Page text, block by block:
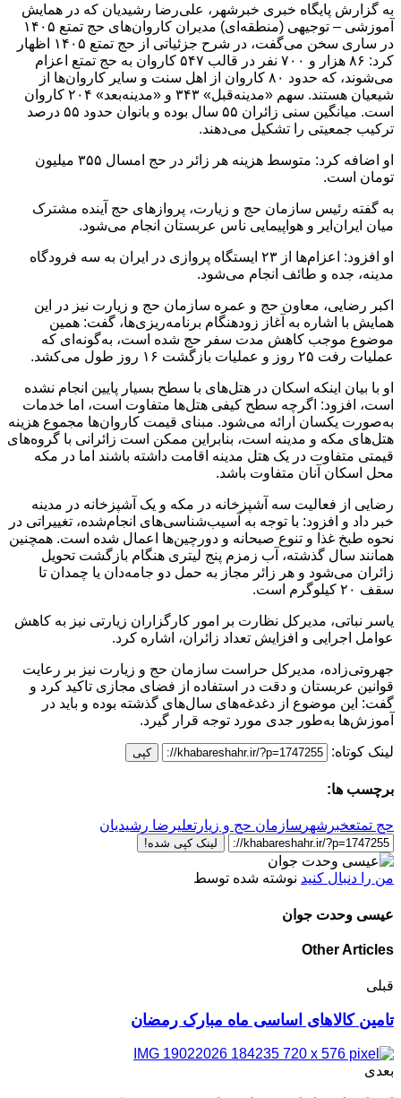
به گزارش پایگاه خبری خبرشهر، علی‌رضا رشیدیان که در همایش
آموزشی – توجیهی (منطقه‌ای) مدیران کاروان‌های حج تمتع ۱۴۰۵
در ساری سخن می‌گفت، در شرح جزئیاتی از حج تمتع ۱۴۰۵ اظهار
کرد: ۸۶ هزار و ۷۰۰ نفر در قالب ۵۴۷ کاروان به حج تمتع اعزام
می‌شوند، که حدود ۸۰ کاروان از اهل سنت و سایر کاروان‌ها از
شیعیان هستند. سهم «مدینه‌قبل» ۳۴۳ و «مدینه‌بعد» ۲۰۴ کاروان
است. میانگین سنی زائران ۵۵ سال بوده و بانوان حدود ۵۵ درصد
ترکیب جمعیتی را تشکیل می‌دهند.
او اضافه کرد: متوسط هزینه هر زائر در حج امسال ۳۵۵ میلیون
تومان است.
به گفته رئیس سازمان حج و زیارت، پروازهای حج آینده مشترک
میان ایران‌ایر و هواپیمایی ناس عربستان انجام می‌شود.
او افزود: اعزام‌ها از ۲۳ ایستگاه پروازی در ایران به سه فرودگاه
مدینه، جده و طائف انجام می‌شود.
اکبر رضایی، معاون حج و عمره سازمان حج و زیارت نیز در این
همایش با اشاره به آغاز زودهنگام برنامه‌ریزی‌ها، گفت: همین
موضوع موجب کاهش مدت سفر حج شده است، به‌گونه‌ای که
عملیات رفت ۲۵ روز و عملیات بازگشت ۱۶ روز طول می‌کشد.
او با بیان اینکه اسکان در هتل‌های با سطح بسیار پایین انجام نشده
است، افزود: اگرچه سطح کیفی هتل‌ها متفاوت است، اما خدمات
به‌صورت یکسان ارائه می‌شود. مبنای قیمت کاروان‌ها مجموع هزینه
هتل‌های مکه و مدینه است، بنابراین ممکن است زائرانی با گروه‌های
قیمتی متفاوت در یک هتل مدینه اقامت داشته باشند اما در مکه
محل اسکان آنان متفاوت باشد.
رضایی از فعالیت سه آشپزخانه در مکه و یک آشپزخانه در مدینه
خبر داد و افزود: با توجه به آسیب‌شناسی‌های انجام‌شده، تغییراتی در
نحوه طبخ غذا و تنوع صبحانه و دورچین‌ها اعمال شده است. همچنین
همانند سال گذشته، آب زمزم پنج لیتری هنگام بازگشت تحویل
زائران می‌شود و هر زائر مجاز به حمل دو جامه‌دان یا چمدان تا
سقف ۲۰ کیلوگرم است.
یاسر نباتی، مدیرکل نظارت بر امور کارگزاران زیارتی نیز به کاهش
عوامل اجرایی و افزایش تعداد زائران، اشاره کرد.
جهروتی‌زاده، مدیرکل حراست سازمان حج و زیارت نیز بر رعایت
قوانین عربستان و دقت در استفاده از فضای مجازی تاکید کرد و
گفت: این موضوع از دغدغه‌های سال‌های گذشته بوده و باید در
آموزش‌ها به‌طور جدی مورد توجه قرار گیرد.
لینک کوتاه: کپی
برچسب ها:
حج تمتعخبرشهر سازمان حج و زیارتعلیرضا رشیدیان
لینک کپی شده!
من را دنبال کنید نوشته شده توسط
عیسی وحدت جوان
Other Articles
قبلی
تامین کالاهای اساسی ماه مبارک رمضان
بعدی